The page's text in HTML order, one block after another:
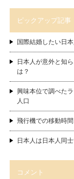
ピックアップ記事
国際結婚したい日
日本人が意外と知
は？
興味本位で調べた
人口
飛行機での移動時
日本人は日本人同
コメント